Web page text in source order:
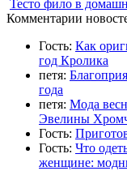
Тесто фило в
Комментарии
Гость: Как
год Кролика
петя:
года
петя: Мода
Эвелины
Гость:
Гость: Что
женщине: